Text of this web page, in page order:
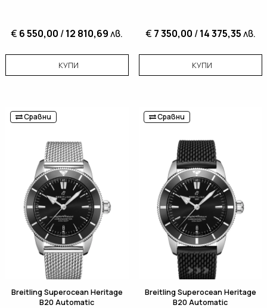
€ 6 550,00 /12 810,69лв.
КУПИ
€ 7 350,00 /14 375,35лв.
КУПИ
Сравни
Breitling Superocean Heritage
B20 Automatic
Сравни
Breitling Superocean Heritage
B20 Automatic